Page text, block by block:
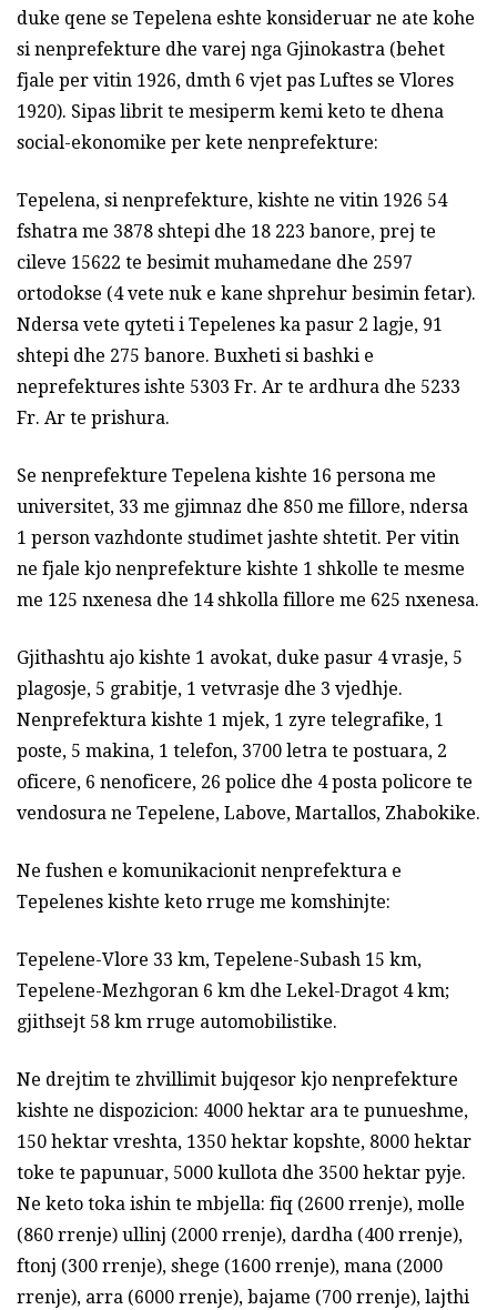
duke qene se Tepelena eshte konsideruar ne ate kohe
si nenprefekture dhe varej nga Gjinokastra (behet
fjale per vitin 1926, dmth 6 vjet pas Luftes se Vlores
1920). Sipas librit te mesiperm kemi keto te dhena
social-ekonomike per kete nenprefekture:
Tepelena, si nenprefekture, kishte ne vitin 1926 54
fshatra me 3878 shtepi dhe 18 223 banore, prej te
cileve 15622 te besimit muhamedane dhe 2597
ortodokse (4 vete nuk e kane shprehur besimin fetar).
Ndersa vete qyteti i Tepelenes ka pasur 2 lagje, 91
shtepi dhe 275 banore. Buxheti si bashki e
neprefektures ishte 5303 Fr. Ar te ardhura dhe 5233
Fr. Ar te prishura.
Se nenprefekture Tepelena kishte 16 persona me
universitet, 33 me gjimnaz dhe 850 me fillore, ndersa
1 person vazhdonte studimet jashte shtetit. Per vitin
ne fjale kjo nenprefekture kishte 1 shkolle te mesme
me 125 nxenesa dhe 14 shkolla fillore me 625 nxenesa.
Gjithashtu ajo kishte 1 avokat, duke pasur 4 vrasje, 5
plagosje, 5 grabitje, 1 vetvrasje dhe 3 vjedhje.
Nenprefektura kishte 1 mjek, 1 zyre telegrafike, 1
poste, 5 makina, 1 telefon, 3700 letra te postuara, 2
oficere, 6 nenoficere, 26 police dhe 4 posta policore te
vendosura ne Tepelene, Labove, Martallos, Zhabokike.
Ne fushen e komunikacionit nenprefektura e
Tepelenes kishte keto rruge me komshinjte:
Tepelene-Vlore 33 km, Tepelene-Subash 15 km,
Tepelene-Mezhgoran 6 km dhe Lekel-Dragot 4 km;
gjithsejt 58 km rruge automobilistike.
Ne drejtim te zhvillimit bujqesor kjo nenprefekture
kishte ne dispozicion: 4000 hektar ara te punueshme,
150 hektar vreshta, 1350 hektar kopshte, 8000 hektar
toke te papunuar, 5000 kullota dhe 3500 hektar pyje.
Ne keto toka ishin te mbjella: fiq (2600 rrenje), molle
(860 rrenje) ullinj (2000 rrenje), dardha (400 rrenje),
ftonj (300 rrenje), shege (1600 rrenje), mana (2000
rrenje), arra (6000 rrenje), bajame (700 rrenje), lajthi